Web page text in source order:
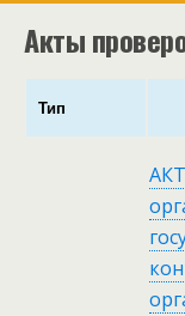
Акты
Тип